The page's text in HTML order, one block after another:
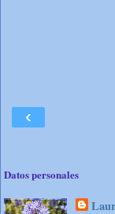
‹
Datos personales